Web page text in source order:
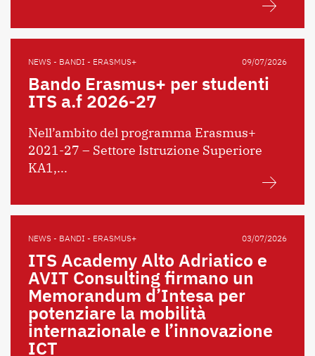
NEWS - BANDI - ERASMUS+ 09/07/2026
Bando Erasmus+ per studenti
ITS a.f 2026-27
Nell’ambito del programma Erasmus+
2021-27 – Settore Istruzione Superiore
KA1,...
NEWS - BANDI - ERASMUS+ 03/07/2026
ITS Academy Alto Adriatico e
AVIT Consulting firmano un
Memorandum d’Intesa per
potenziare la mobilità
internazionale e l’innovazione
ICT